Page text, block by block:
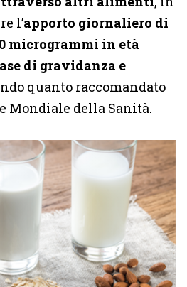
l’apporto giornaliero di
microgrammi in età
di gravidanza e
quanto raccomandato
Mondiale della Sanità.